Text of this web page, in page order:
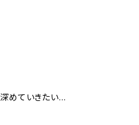
めていきたい…